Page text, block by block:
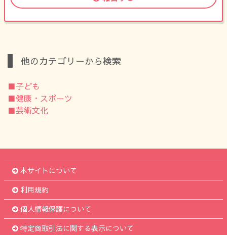
他のカテゴリーから検索
■子ども
■健康・スポーツ
■芸術文化
本サイトについて
利用規約
個人情報保護について
特定商取引法に関する表示について